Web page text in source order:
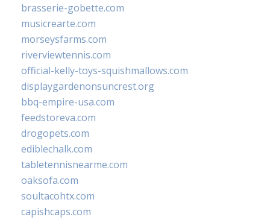
brasserie-gobette.com
musicrearte.com
morseysfarms.com
riverviewtennis.com
official-kelly-toys-squishmallows.com
displaygardenonsuncrest.org
bbq-empire-usa.com
feedstoreva.com
drogopets.com
ediblechalk.com
tabletennisnearme.com
oaksofa.com
soultacohtx.com
capishcaps.com